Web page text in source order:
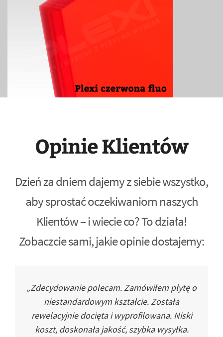
Opinie Klientów
Dzień za dniem dajemy z siebie wszystko,
aby sprostać oczekiwaniom naszych
Klientów – i wiecie co? To działa!
Zobaczcie sami, jakie opinie dostajemy:
„Zdecydowanie polecam. Zamówiłem płytę o
niestandardowym kształcie. Została
rewelacyjnie docięta i wyprofilowana. Niski
koszt, doskonała jakość, szybka wysyłka.